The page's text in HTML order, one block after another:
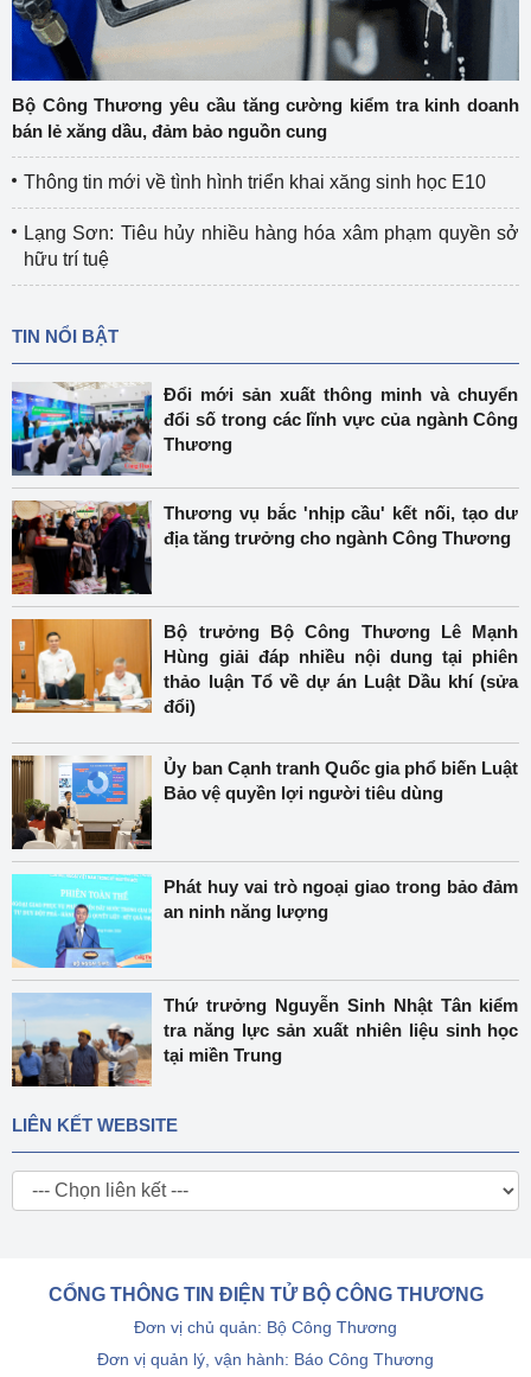
Bộ Công Thương yêu cầu tăng cường kiểm tra kinh doanh
bán lẻ xăng dầu, đảm bảo nguồn cung
Thông tin mới về tình hình triển khai xăng sinh học E10
Lạng Sơn: Tiêu hủy nhiều hàng hóa xâm phạm quyền sở
hữu trí tuệ
TIN NỔI BẬT
Đổi mới sản xuất thông minh và chuyển
đổi số trong các lĩnh vực của ngành Công
Thương
Thương vụ bắc 'nhịp cầu' kết nối, tạo dư
địa tăng trưởng cho ngành Công Thương
Bộ trưởng Bộ Công Thương Lê Mạnh
Hùng giải đáp nhiều nội dung tại phiên
thảo luận Tổ về dự án Luật Dầu khí (sửa
đổi)
Ủy ban Cạnh tranh Quốc gia phổ biến Luật
Bảo vệ quyền lợi người tiêu dùng
Phát huy vai trò ngoại giao trong bảo đảm
an ninh năng lượng
Thứ trưởng Nguyễn Sinh Nhật Tân kiểm
tra năng lực sản xuất nhiên liệu sinh học
tại miền Trung
LIÊN KẾT WEBSITE
CỔNG THÔNG TIN ĐIỆN TỬ BỘ CÔNG THƯƠNG
Đơn vị chủ quản: Bộ Công Thương
Đơn vị quản lý, vận hành: Báo Công Thương